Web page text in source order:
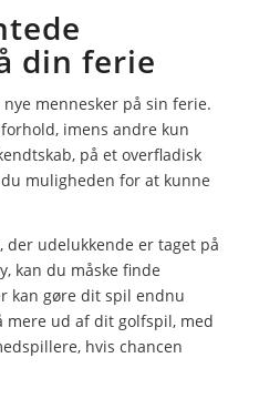
din ferie
mennesker på sin ferie.
imens andre kun
på et overfladisk
muligheden for at kunne
der udelukkende er taget på
kan du måske finde
kan gøre dit spil endnu
mere ud af dit golfspil, med
hvis chancen